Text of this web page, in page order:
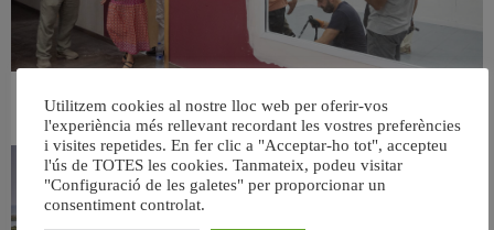
València ultima el nou centre per a persones majors del barri de Sant Antoni
6 agost, 2026
Utilitzem cookies al nostre lloc web per oferir-vos
l'experiència més rellevant recordant les vostres preferències
i visites repetides. En fer clic a "Acceptar-ho tot", accepteu
l'ús de TOTES les cookies. Tanmateix, podeu visitar
"Configuració de les galetes" per proporcionar un
consentiment controlat.